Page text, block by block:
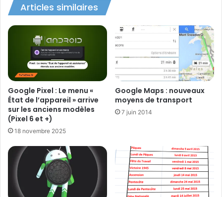
Articles similaires
Google Pixel : Le menu «
État de l’appareil » arrive
sur les anciens modèles
(Pixel 6 et +)
18 novembre 2025
Google Maps : nouveaux
moyens de transport
7 juin 2014